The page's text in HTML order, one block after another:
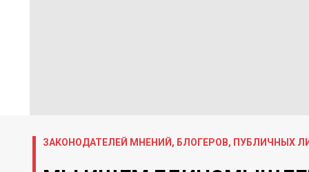
ЗАКОНОДАТЕЛЕЙ МНЕНИЙ, БЛОГЕРОВ, ПУБЛИЧНЫХ